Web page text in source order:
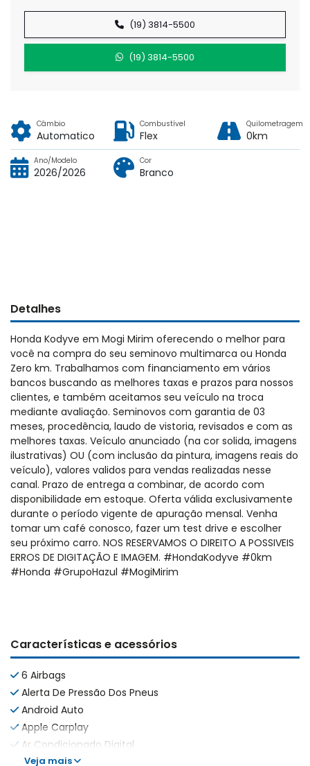
(19) 3814-5500
(19) 3814-5500
Câmbio
Automatico
Combustível
Flex
Quilometragem
0km
Ano/Modelo
2026/2026
Cor
Branco
Detalhes
Honda Kodyve em Mogi Mirim oferecendo o melhor para
você na compra do seu seminovo multimarca ou Honda
Zero km. Trabalhamos com financiamento em vários
bancos buscando as melhores taxas e prazos para nossos
clientes, e também aceitamos seu veículo na troca
mediante avaliação. Seminovos com garantia de 03
meses, procedência, laudo de vistoria, revisados e com as
melhores taxas. Veículo anunciado (na cor solida, imagens
ilustrativas) OU (com inclusão da pintura, imagens reais do
veículo), valores validos para vendas realizadas nesse
canal. Prazo de entrega a combinar, de acordo com
disponibilidade em estoque. Oferta válida exclusivamente
durante o período vigente de apuração mensal. Venha
tomar um café conosco, fazer um test drive e escolher
seu próximo carro. NOS RESERVAMOS O DIREITO A POSSIVEIS
ERROS DE DIGITAÇÃO E IMAGEM. #HondaKodyve #0km
#Honda #GrupoHazul #MogiMirim
Características e acessórios
6 Airbags
Alerta De Pressão Dos Pneus
Android Auto
Apple Carplay
Ar Condicionado Digital
Veja mais